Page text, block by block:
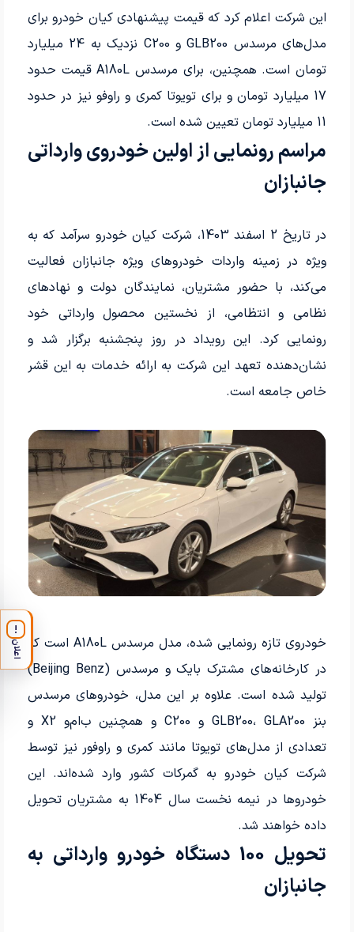
این شرکت اعلام کرد که قیمت پیشنهادی کیان خودرو برای
مدل‌های مرسدس GLB200 و C200 نزدیک به 24 میلیارد
تومان است. همچنین، برای مرسدس A180L قیمت حدود
17 میلیارد تومان و برای تویوتا کمری و راوفو نیز در حدود
11 میلیارد تومان تعیین شده است.
مراسم رونمایی از اولین خودروی وارداتی
جانبازان
در تاریخ 2 اسفند 1403، شرکت کیان خودرو سرآمد که به
ویژه در زمینه واردات خودروهای ویژه جانبازان فعالیت
می‌کند، با حضور مشتریان، نمایندگان دولت و نهادهای
نظامی و انتظامی، از نخستین محصول وارداتی خود
رونمایی کرد. این رویداد در روز پنجشنبه برگزار شد و
نشان‌دهنده تعهد این شرکت به ارائه خدمات به این قشر
خاص جامعه است.
خودروی تازه رونمایی شده، مدل مرسدس A180L است که
در کارخانه‌های مشترک بایک و مرسدس (Beijing Benz)
تولید شده است. علاوه بر این مدل، خودروهای مرسدس
بنز GLB200، GLA200 و C200 و همچنین ب‌ام‌و X2 و
تعدادی از مدل‌های تویوتا مانند کمری و راوفور نیز توسط
شرکت کیان خودرو به گمرکات کشور وارد شده‌اند. این
خودروها در نیمه نخست سال 1404 به مشتریان تحویل
داده خواهند شد.
تحویل 100 دستگاه خودرو وارداتی به
جانبازان
!
اعلان